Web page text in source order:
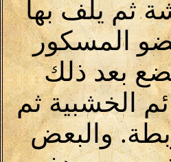
ثم يلف بها
المسكور
بعد ذلك
الخشبية ثم
والبعض